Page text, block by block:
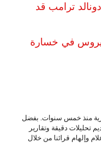
ترامب قد
في خسارة
منذ خمس سنوات. بفضل
تحليلات دقيقة وتقارير
وإلهام قرائنا من خلال